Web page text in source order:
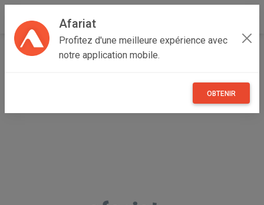
Afariat
Profitez d'une meilleure expérience avec
notre application mobile.
OBTENIR
Accueil Vêtements et objets personnels